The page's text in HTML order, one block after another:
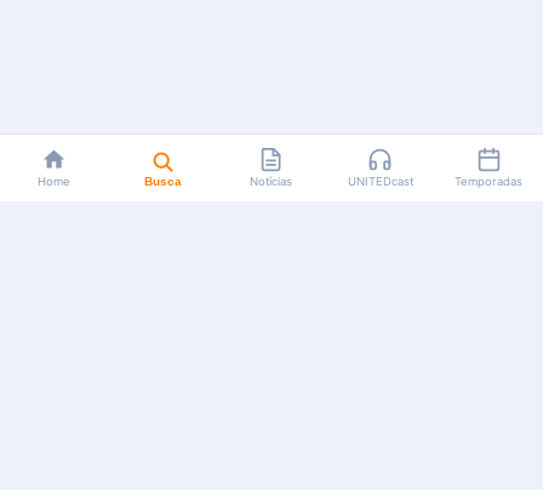
Home Busca Notícias UNITEDcast Temporadas